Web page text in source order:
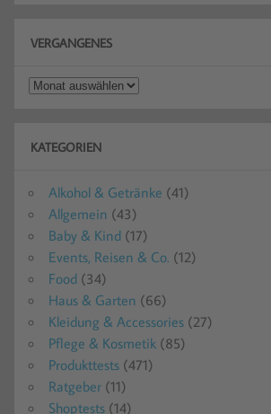
VERGANGENES
Vergangenes
KATEGORIEN
Alkohol & Getränke (41)
Allgemein (43)
Baby & Kind (17)
Events, Reisen & Co. (12)
Food (34)
Haus & Garten (66)
Kleidung & Accessories (27)
Pflege & Kosmetik (85)
Produkttests (471)
Ratgeber (11)
Shoptests (14)